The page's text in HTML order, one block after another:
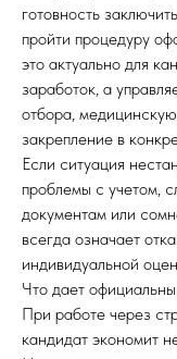
готовность
пройти процедуру
это актуально для
заработок, а
отбора,
закрепление в
Если ситуация
проблемы с учетом,
документам или
всегда означает
индивидуальной
Что дает
При работе через
кандидат экономит